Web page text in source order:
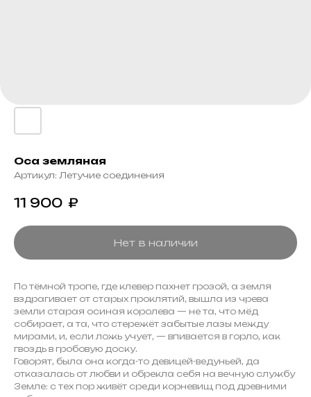
Оса земляная
Артикул: Летучие соединения
11 900 ₽
Нет в наличии
По тёмной тропе, где клевер пахнет грозой, а земля
вздрагивает от старых проклятий, вышла из чрева
земли старая осиная королева — не та, что мёд
собирает, а та, что стережёт забытые лазы между
мирами, и, если ложь учует, — впивается в горло, как
гвоздь в гробовую доску.
Говорят, была она когда-то девицей-ведуньей, да
отказалась от любви и обрекла себя на вечную службу
Земле: с тех пор живёт среди корневищ под древними